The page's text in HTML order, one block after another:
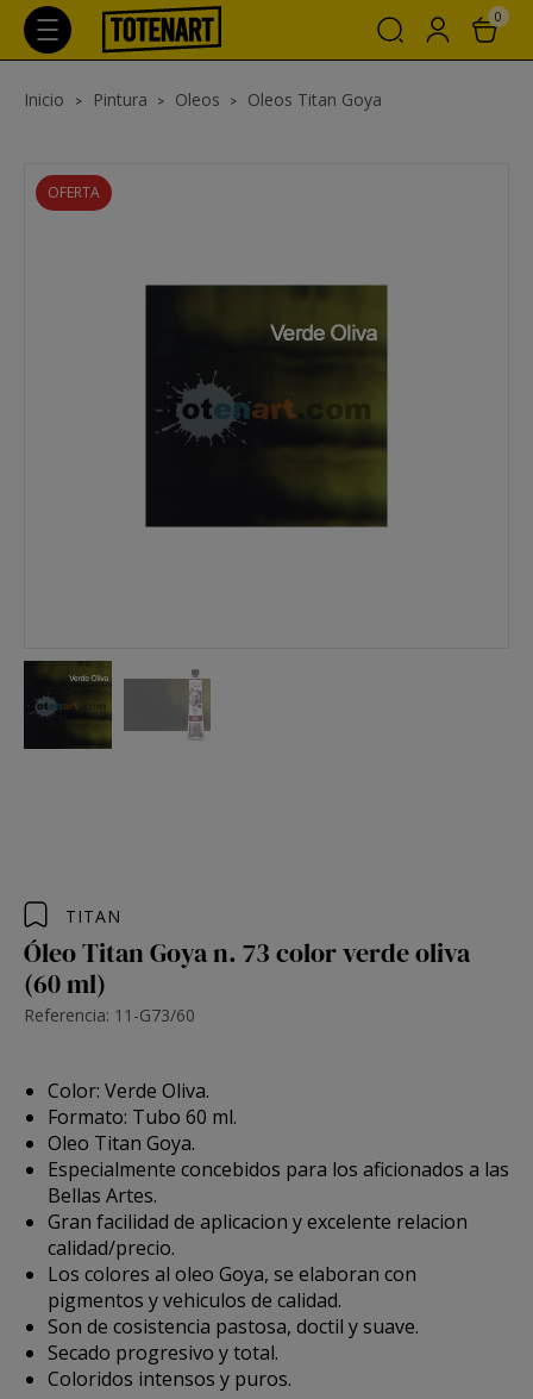
0
Inicio Pintura Oleos Oleos Titan Goya
OFERTA
TITAN
Óleo Titan Goya n. 73 color verde oliva
(60 ml)
Referencia: 11-G73/60
Color: Verde Oliva.
Formato: Tubo 60 ml.
Oleo Titan Goya.
Especialmente concebidos para los aficionados a las
Bellas Artes.
Gran facilidad de aplicacion y excelente relacion
calidad/precio.
Los colores al oleo Goya, se elaboran con
pigmentos y vehiculos de calidad.
Son de cosistencia pastosa, doctil y suave.
Secado progresivo y total.
Coloridos intensos y puros.